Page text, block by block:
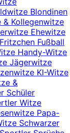
Blondinen
& Kollegenwitze
Ehewitze
Fritzchen Fußball
Handy-Witze
Jägerwitze
KI-Witze
&
Schüler
Witze
Papa-
Schwarzer